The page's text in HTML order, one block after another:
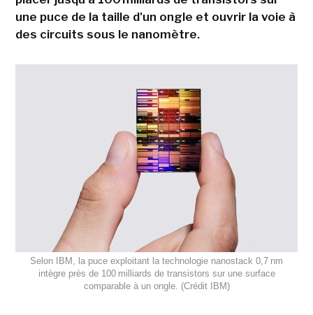
une puce de la taille d'un ongle et ouvrir la voie à
des circuits sous le nanomètre.
Selon IBM, la puce exploitant la technologie nanostack 0,7 nm
intègre près de 100 milliards de transistors sur une surface
comparable à un ongle. (Crédit IBM)